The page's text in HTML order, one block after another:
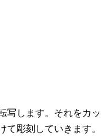
写します。それをカッ
彫刻していきます。